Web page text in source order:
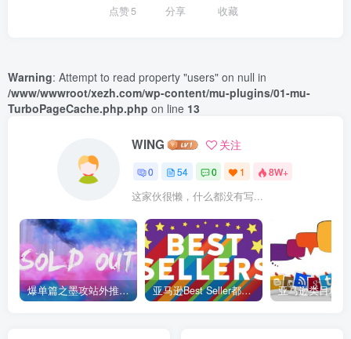
点赞5 分享 收藏
Warning: Attempt to read property "users" on null in
/www/wwwroot/xezh.com/wp-content/mu-plugins/01-mu-
TurboPageCache.php.php on line 13
WING 关注
0 54 0 1 8W+
这家伙很懒，什么都没有写...
爆单篇之墨攻站外推广神助攻！ 亚马逊Best Seller都是如何修炼的